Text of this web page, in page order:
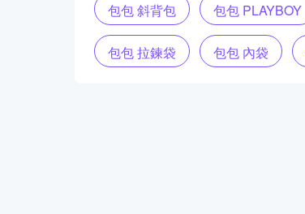
包包 斜背包 包包 PLAYBOY
包包 拉鍊袋 包包 內袋